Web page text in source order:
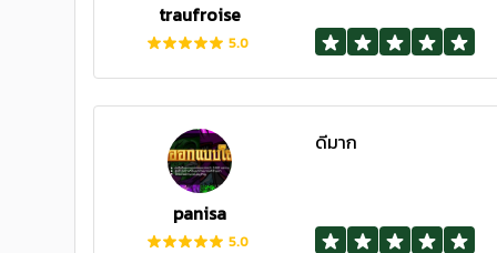
traufroise
5.0
panisa
5.0
ดีมาก